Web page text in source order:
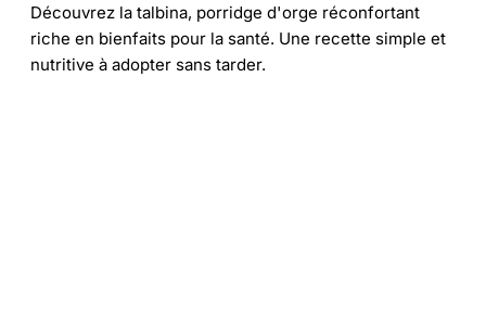
Découvrez la talbina, porridge d'orge réconfortant
riche en bienfaits pour la santé. Une recette simple et
nutritive à adopter sans tarder.